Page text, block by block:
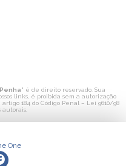
" é de direito reservado. Sua
links, é proibida sem a autorização
184 do Código Penal – Lei 9610/98
autorais